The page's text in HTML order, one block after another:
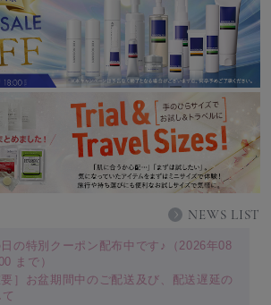
NEWS LIST
の特別クーポン配布中です♪（2026年08
まで）
要］お盆期間中のご配送及び、配送遅延の